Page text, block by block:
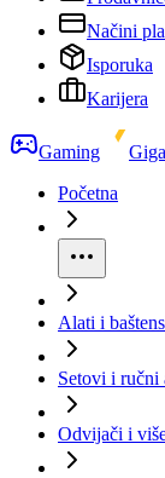
Načini
Isporuka
Karijera
Gaming
Početna
Alati i
Setovi i ručni
Odvijači i